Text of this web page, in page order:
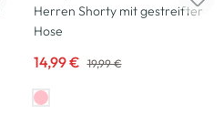
Herren Shorty mit gestreifter
Hose
14,99 € 19,99 €